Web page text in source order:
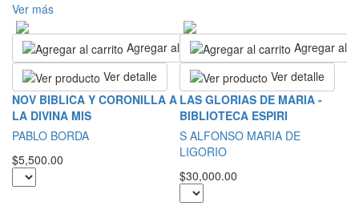
Ver más
Agregar al carrito
Ver detalle
NOV BIBLICA Y CORONILLA A
LA DIVINA MIS
PABLO BORDA
$5,500.00
Agregar al
Ver detalle
LAS GLORIAS DE MARIA -
BIBLIOTECA ESPIRI
S ALFONSO MARIA DE
LIGORIO
$30,000.00